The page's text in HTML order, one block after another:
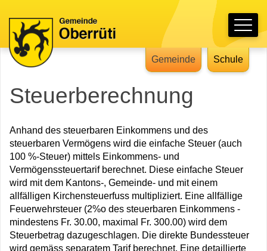
Navigieren in Oberrüti
Gemeinde Schule
Steuerberechnung
Anhand des steuerbaren Einkommens und des
steuerbaren Vermögens wird die einfache Steuer (auch
100 %-Steuer) mittels Einkommens- und
Vermögenssteuertarif berechnet. Diese einfache Steuer
wird mit dem Kantons-, Gemeinde- und mit einem
allfälligen Kirchensteuerfuss multipliziert. Eine allfällige
Feuerwehrsteuer (2%o des steuerbaren Einkommens -
mindestens Fr. 30.00, maximal Fr. 300.00) wird dem
Steuerbetrag dazugeschlagen. Die direkte Bundessteuer
wird gemäss separatem Tarif berechnet. Eine detaillierte